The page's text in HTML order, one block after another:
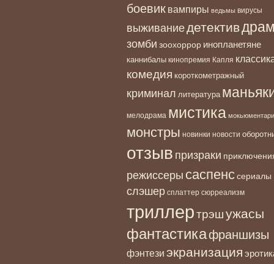
боевик вампиры ведьмы вирусы
выживаниедетектив
зомби зоохоррор инопланетяне
каннибалы кинопремия Капля
комедия короткометражный
криминал литература
мелодрама мистика мокьюментари
монстры новинки новости
отзыв призраки
режиссеры саспенссериалы
слэшер сплаттер сюрреализм
триллертрэшужасы
фантастикафраншизы
фэнтези экранизация